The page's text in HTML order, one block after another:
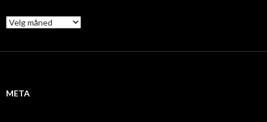
A
r
i
META